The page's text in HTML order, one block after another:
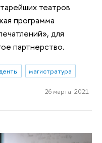
театров
программа
для
партнерство.
магистратура
26 марта 2021